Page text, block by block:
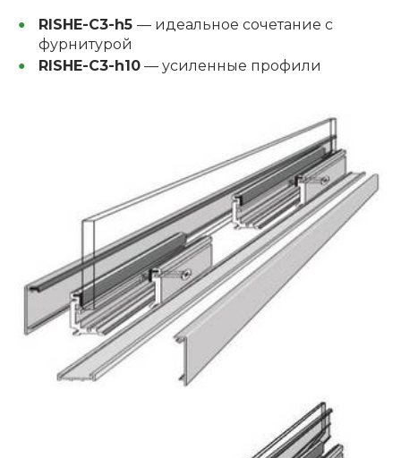
RISHE-C3-h5 — идеальное сочетание с
фурнитурой
RISHE-C3-h10— усиленные профили